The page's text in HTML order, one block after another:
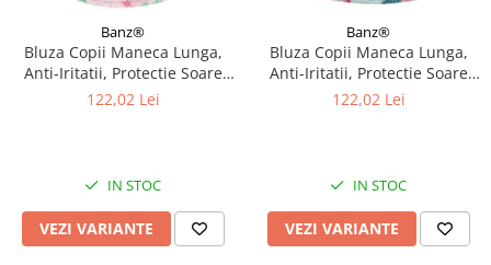
Banz®
Bluza Copii Maneca Lunga,
Anti-Iritatii, Protectie Soare
UPF50+, Floral Pink, Diverse
122,02 Lei
IN STOC
VEZI VARIANTE
Banz®
Bluza Copii Maneca Lunga,
Anti-Iritatii, Protectie Soare
UPF50+, Floral Mint, Diverse
122,02 Lei
IN STOC
VEZI VARIANTE